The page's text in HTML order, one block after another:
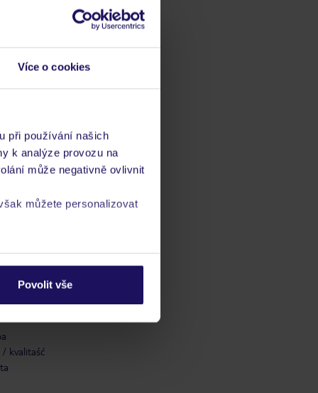
Více o cookies
při používání našich
k analýze provozu na
může negativně ovlivnit
můžete personalizovat
zásadách ochrany
Povolit vše
/ kvalitaść